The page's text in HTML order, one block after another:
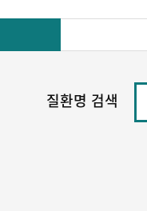
질환명 검색